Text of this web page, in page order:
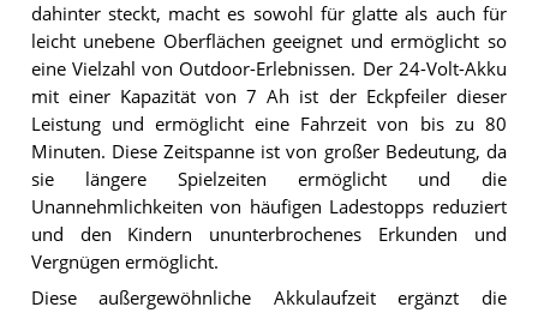
dahinter steckt, macht es sowohl für glatte als auch für
leicht unebene Oberflächen geeignet und ermöglicht so
eine Vielzahl von Outdoor-Erlebnissen. Der 24-Volt-Akku
mit einer Kapazität von 7 Ah ist der Eckpfeiler dieser
Leistung und ermöglicht eine Fahrzeit von bis zu 80
Minuten. Diese Zeitspanne ist von großer Bedeutung, da
sie längere Spielzeiten ermöglicht und die
Unannehmlichkeiten von häufigen Ladestopps reduziert
und den Kindern ununterbrochenes Erkunden und
Vergnügen ermöglicht.
Diese außergewöhnliche Akkulaufzeit ergänzt die